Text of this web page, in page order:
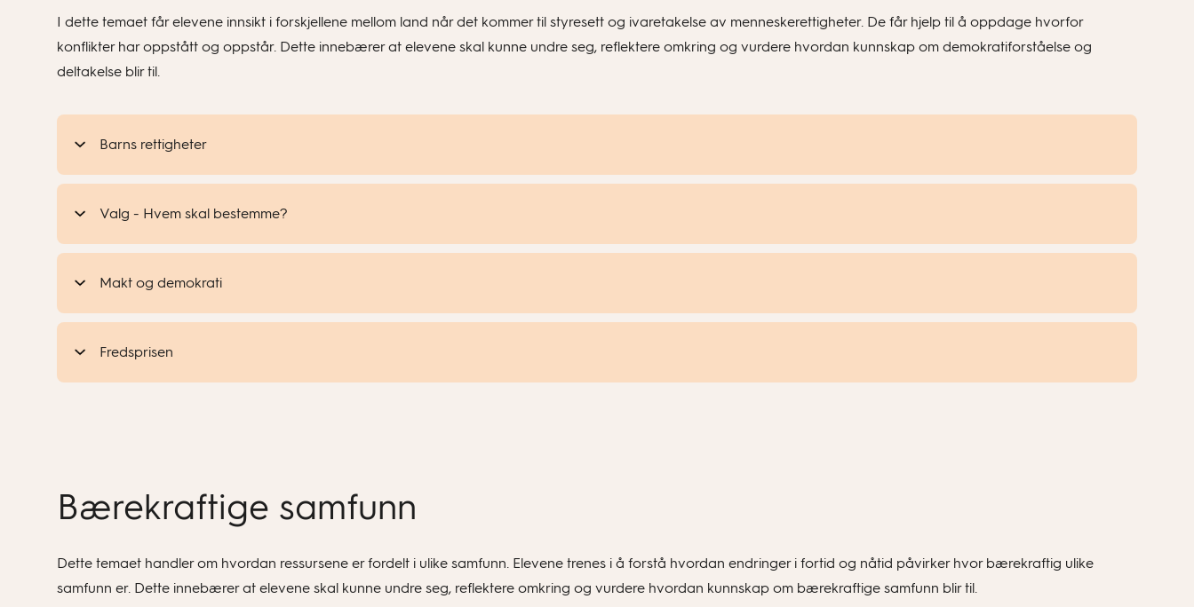
I dette temaet får elevene innsikt i forskjellene mellom land når det kommer til styresett og ivaretakelse av menneskerettigheter. De får hjelp til å oppdage hvorfor
konflikter har oppstått og oppstår. Dette innebærer at elevene skal kunne undre seg, reflektere omkring og vurdere hvordan kunnskap om demokratiforståelse og
deltakelse blir til.
Barns rettigheter
Valg - Hvem skal bestemme?
Makt og demokrati
Fredsprisen
Bærekraftige samfunn
Dette temaet handler om hvordan ressursene er fordelt i ulike samfunn. Elevene trenes i å forstå hvordan endringer i fortid og nåtid påvirker hvor bærekraftig ulike
samfunn er. Dette innebærer at elevene skal kunne undre seg, reflektere omkring og vurdere hvordan kunnskap om bærekraftige samfunn blir til.